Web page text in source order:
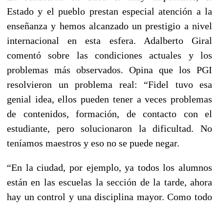
Estado y el pueblo prestan especial atención a la
enseñanza y hemos alcanzado un prestigio a nivel
internacional en esta esfera. Adalberto Giral
comentó sobre las condiciones actuales y los
problemas más observados. Opina que los PGI
resolvieron un problema real: “Fidel tuvo esa
genial idea, ellos pueden tener a veces problemas
de contenidos, formación, de contacto con el
estudiante, pero solucionaron la dificultad. No
teníamos maestros y eso no se puede negar.
“En la ciudad, por ejemplo, ya todos los alumnos
están en las escuelas la sección de la tarde, ahora
hay un control y una disciplina mayor. Como todo